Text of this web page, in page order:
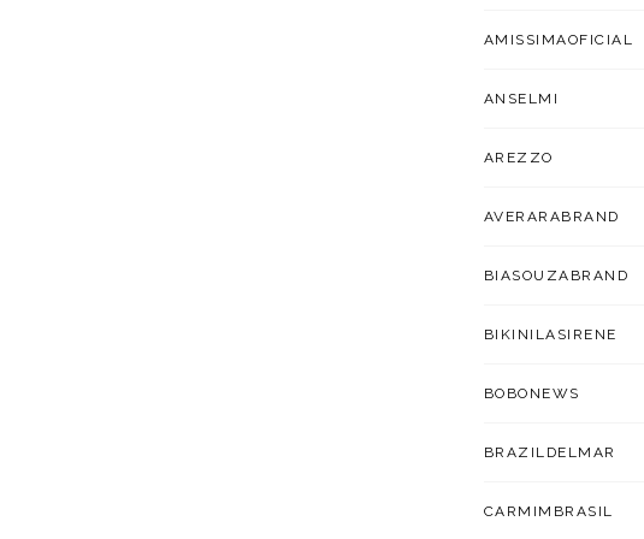
AMISSIMAOFICIAL
ANSELMI
AREZZO
AVERARABRAND
BIASOUZABRAND
BIKINILASIRENE
BOBONEWS
BRAZILDELMAR
CARMIMBRASIL